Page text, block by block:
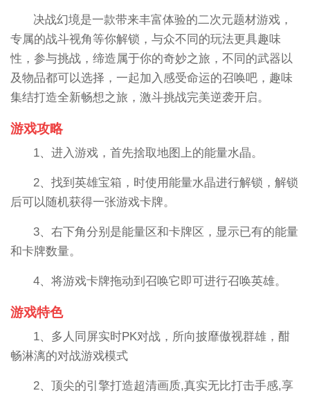
决战幻境是一款带来丰富体验的二次元题材游戏，
专属的战斗视角等你解锁，与众不同的玩法更具趣味
性，参与挑战，缔造属于你的奇妙之旅，不同的武器以
及物品都可以选择，一起加入感受命运的召唤吧，趣味
集结打造全新畅想之旅，激斗挑战完美逆袭开启。
游戏攻略
1、进入游戏，首先捨取地图上的能量水晶。
2、找到英雄宝箱，时使用能量水晶进行解锁，解锁
后可以随机获得一张游戏卡牌。
3、右下角分别是能量区和卡牌区，显示已有的能量
和卡牌数量。
4、将游戏卡牌拖动到召唤它即可进行召唤英雄。
游戏特色
1、多人同屏实时PK对战，所向披靡傲视群雄，酣
畅淋漓的对战游戏模式
2、顶尖的引擎打造超清画质,真实无比打击手感,享